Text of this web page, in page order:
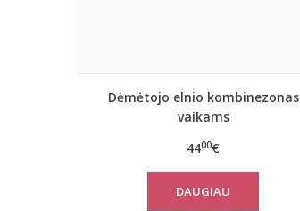
Dėmėtojo elnio kombinezonas
vaikams
4400€
DAUGIAU